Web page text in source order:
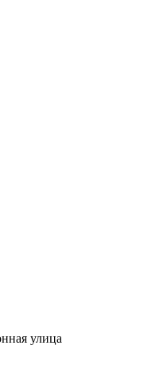
улица